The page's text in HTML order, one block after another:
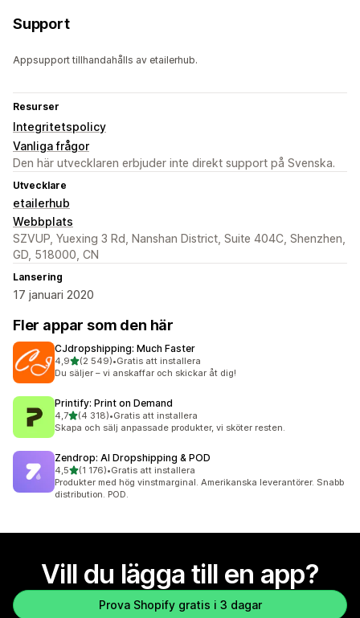
Support
Appsupport tillhandahålls av etailerhub.
Resurser
Integritetspolicy
Vanliga frågor
Den här utvecklaren erbjuder inte direkt support på Svenska.
Utvecklare
etailerhub
Webbplats
SZVUP, Yuexing 3 Rd, Nanshan District, Suite 404C, Shenzhen,
GD, 518000, CN
Lansering
17 januari 2020
Fler appar som den här
CJdropshipping: Much Faster
4,9av 5 stjärnor
(2 549)
2549 recensioner totalt
•Gratis att installera
Du säljer – vi anskaffar och skickar åt dig!
Printify: Print on Demand
4,7av 5 stjärnor
(4 318)
4318 recensioner totalt
•Gratis att installera
Skapa och sälj anpassade produkter, vi sköter resten.
Zendrop: AI Dropshipping & POD
4,5av 5 stjärnor
(1 176)
1176 recensioner totalt
•Gratis att installera
Produkter med hög vinstmarginal. Amerikanska leverantörer. Snabb
distribution. POD.
Vill du lägga till en app?
Prova Shopify gratis i 3 dagar